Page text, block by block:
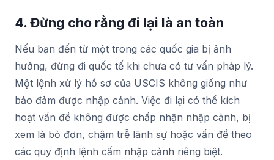
4. Đừng cho rằng đi lại là an toàn
Nếu bạn đến từ một trong các quốc gia bị ảnh
hưởng, đừng đi quốc tế khi chưa có tư vấn pháp lý.
Một lệnh xử lý hồ sơ của USCIS không giống như
bảo đảm được nhập cảnh. Việc đi lại có thể kích
hoạt vấn đề không được chấp nhận nhập cảnh, bị
xem là bỏ đơn, chậm trễ lãnh sự hoặc vấn đề theo
các quy định lệnh cấm nhập cảnh riêng biệt.